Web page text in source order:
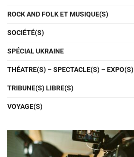
ROCK AND FOLK ET MUSIQUE(S)
SOCIÉTÉ(S)
SPÉCIAL UKRAINE
THÉATRE(S) – SPECTACLE(S) – EXPO(S)
TRIBUNE(S) LIBRE(S)
VOYAGE(S)